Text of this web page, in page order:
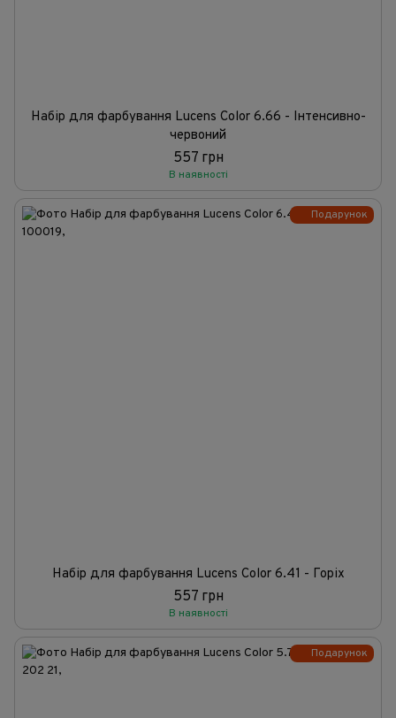
Набір для фарбування Lucens Color 6.66 - Інтенсивно-
червоний
557 грн
В наявності
Подарунок
Набір для фарбування Lucens Color 6.41 - Горіх
557 грн
В наявності
Подарунок